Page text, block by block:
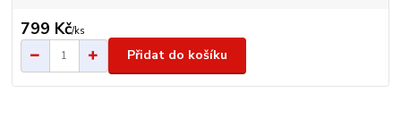
799 Kč/ks
Přidat do košíku